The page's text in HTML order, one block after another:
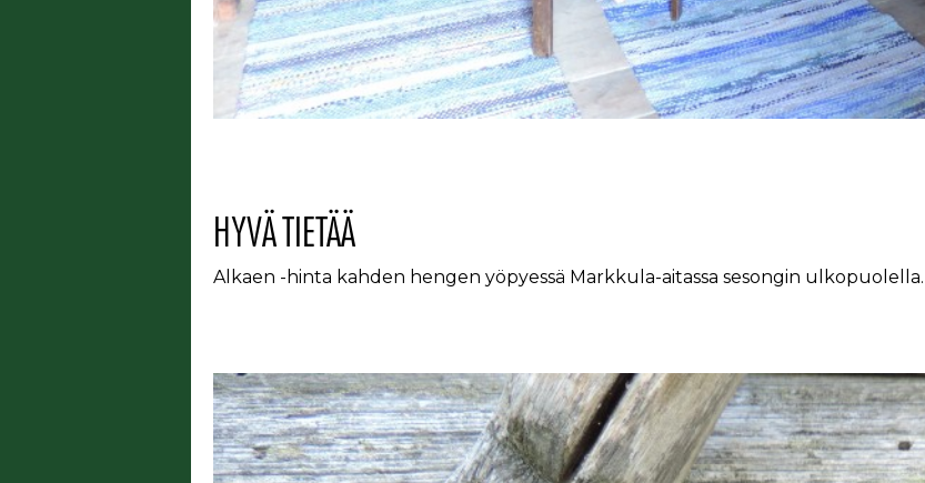
HYVÄ TIETÄÄ
Alkaen -hinta kahden hengen yöpyessä Markkula-aitassa sesongin ulkopuolella.